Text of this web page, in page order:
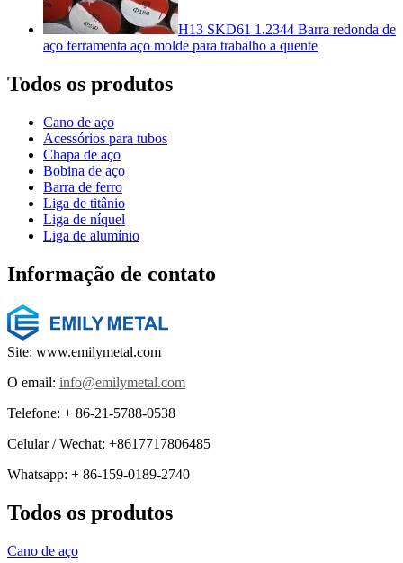
H13 SKD61 1.2344 Barra redonda de
aço ferramenta aço molde para trabalho a quente
Todos os produtos
Cano de aço
Acessórios para tubos
Chapa de aço
Bobina de aço
Barra de ferro
Liga de titânio
Liga de níquel
Liga de alumínio
Informação de contato
Site: www.emilymetal.com
O email: info@emilymetal.com
Telefone: + 86-21-5788-0538
Celular / Wechat: +8617717806485
Whatsapp: + 86-159-0189-2740
Todos os produtos
Cano de aço